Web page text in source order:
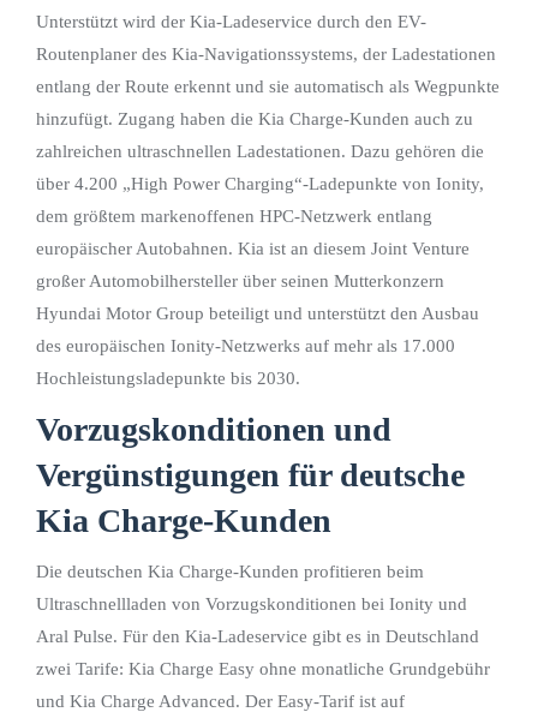
Unterstützt wird der Kia-Ladeservice durch den EV-
Routenplaner des Kia-Navigationssystems, der Ladestationen
entlang der Route erkennt und sie automatisch als Wegpunkte
hinzufügt. Zugang haben die Kia Charge-Kunden auch zu
zahlreichen ultraschnellen Ladestationen. Dazu gehören die
über 4.200 „High Power Charging“-Ladepunkte von Ionity,
dem größtem markenoffenen HPC-Netzwerk entlang
europäischer Autobahnen. Kia ist an diesem Joint Venture
großer Automobilhersteller über seinen Mutterkonzern
Hyundai Motor Group beteiligt und unterstützt den Ausbau
des europäischen Ionity-Netzwerks auf mehr als 17.000
Hochleistungsladepunkte bis 2030.
Vorzugskonditionen und
Vergünstigungen für deutsche
Kia Charge-Kunden
Die deutschen Kia Charge-Kunden profitieren beim
Ultraschnellladen von Vorzugskonditionen bei Ionity und
Aral Pulse. Für den Kia-Ladeservice gibt es in Deutschland
zwei Tarife: Kia Charge Easy ohne monatliche Grundgebühr
und Kia Charge Advanced. Der Easy-Tarif ist auf